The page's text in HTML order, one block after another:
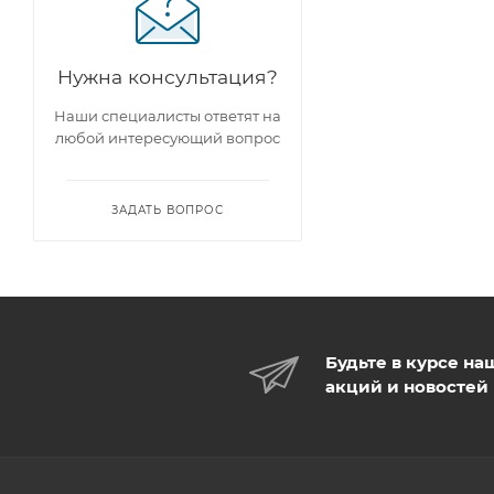
Нужна консультация?
Наши специалисты ответят на
любой интересующий вопрос
ЗАДАТЬ ВОПРОС
Будьте в курсе
акций и новостей